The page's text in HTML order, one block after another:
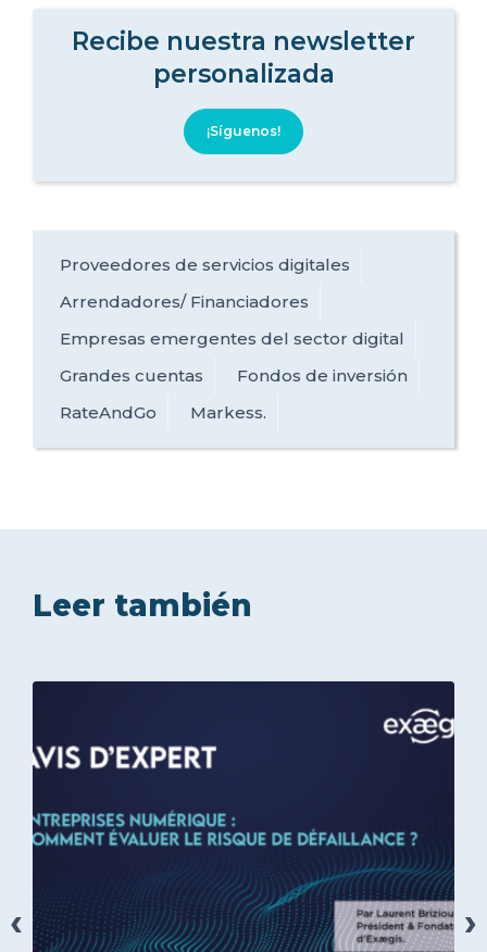
Recibe nuestra newsletter
personalizada
¡Síguenos!
Proveedores de servicios digitales
Arrendadores/ Financiadores
Empresas emergentes del sector digital
Grandes cuentas
Fondos de inversión
RateAndGo
Markess.
Leer también
‹ ›